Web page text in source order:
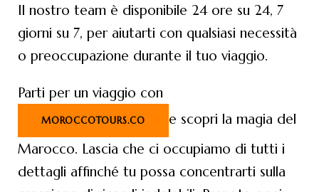
Il nostro team è disponibile 24 ore su 24, 7
giorni su 7, per aiutarti con qualsiasi necessità
o preoccupazione durante il tuo viaggio.
Parti per un viaggio con
MOROCCOTOURS.CO
e scopri la magia del
Marocco. Lascia che ci occupiamo di tutti i
dettagli affinché tu possa concentrarti sulla